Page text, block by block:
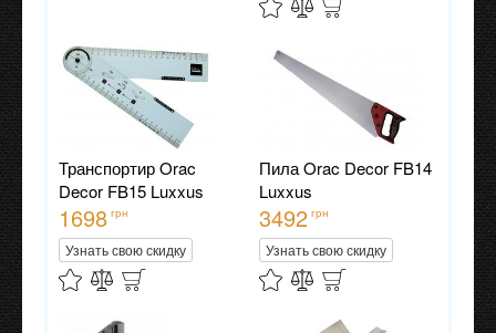
поверхности.
Транспортир Orac
Decor FB15 Luxxus
1698 грн
Узнать свою скидку
Пила Orac Decor FB14
Luxxus
3492 грн
Узнать свою скидку